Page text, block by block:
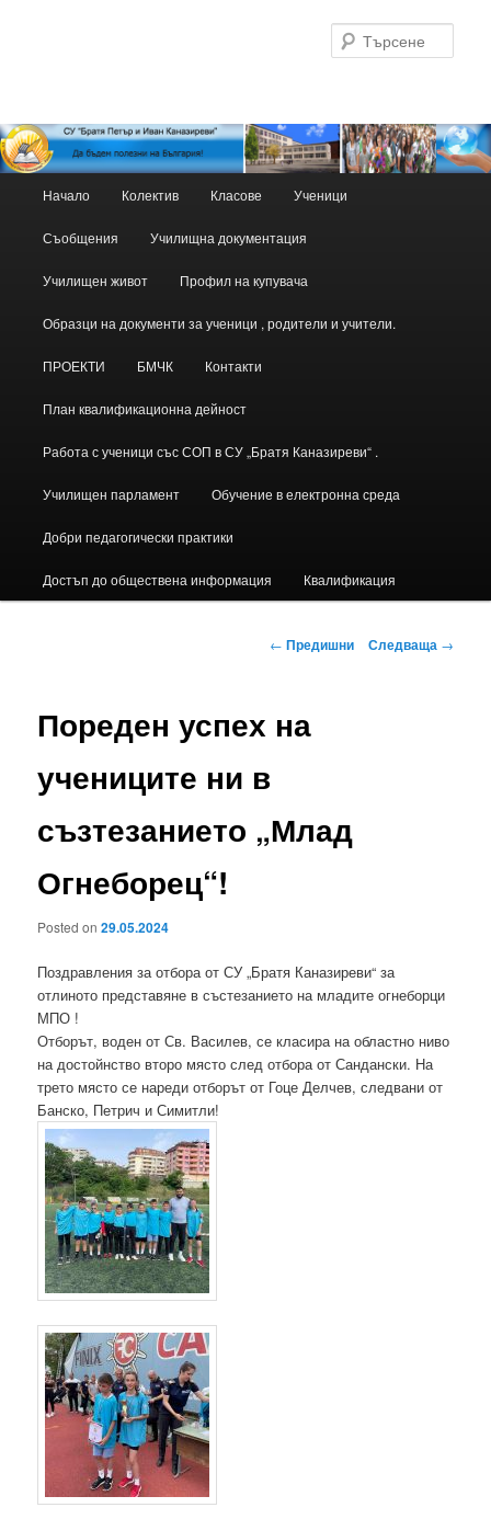
Към
основното
съдържание
Начало Колектив Класове Ученици
Съобщения Училищна документация
Училищен живот Профил на купувача
Образци на документи за ученици , родители и учители.
ПРОЕКТИ БМЧК Контакти
План квалификационна дейност
Работа с ученици със СОП в СУ „Братя Каназиреви“ .
Училищен парламент Обучение в електронна среда
Добри педагогически практики
Достъп до обществена информация Квалификация
Навигация
← Предишни Следваща →
Пореден успех на
учениците ни в
съзтезанието „Млад
Огнеборец“!
Posted on29.05.2024
Поздравления за отбора от СУ „Братя Каназиреви“ за
отлиното представяне в състезанието на младите огнеборци
МПО !
Отборът, воден от Св. Василев, се класира на областно ниво
на достойнство второ място след отбора от Сандански. На
трето място се нареди отборът от Гоце Делчев, следвани от
Банско, Петрич и Симитли!